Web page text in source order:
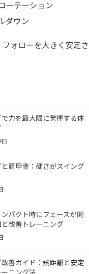
ーテーション
ダウン
ォローを大きく安定さ
力を最大限に発揮する体
肩甲骨：硬さがスイング
ンパクト時にフェースが開
改善トレーニング
善ガイド：飛距離と安定
ニング法